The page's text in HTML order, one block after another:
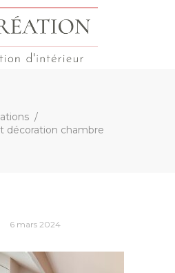
/
décoration chambre
6 mars 2024